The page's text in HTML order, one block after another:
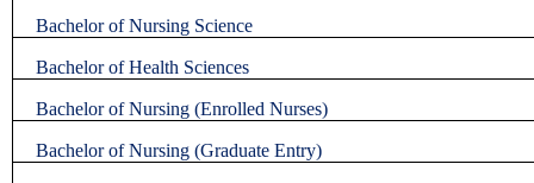
Bachelor of Nursing Science
Bachelor of Health Sciences
Bachelor of Nursing (Enrolled Nurses)
Bachelor of Nursing (Graduate Entry)